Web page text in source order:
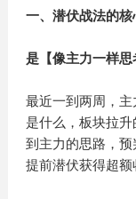
一、潜伏战法的核
是【像主力一样思
最近一到两周，
是什么，板块拉
到主力的思路，
提前潜伏获得超额